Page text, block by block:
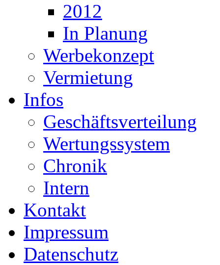
2012
In Planung
Werbekonzept
Vermietung
Infos
Geschäftsverteilung
Wertungssystem
Chronik
Intern
Kontakt
Impressum
Datenschutz